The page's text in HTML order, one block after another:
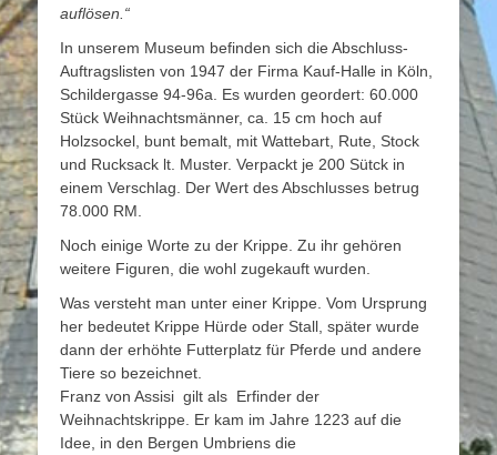
auflösen.“
In unserem Museum befinden sich die Abschluss-
Auftragslisten von 1947 der Firma Kauf-Halle in Köln,
Schildergasse 94-96a. Es wurden geordert: 60.000
Stück Weihnachtsmänner, ca. 15 cm hoch auf
Holzsockel, bunt bemalt, mit Wattebart, Rute, Stock
und Rucksack lt. Muster. Verpackt je 200 Sütck in
einem Verschlag. Der Wert des Abschlusses betrug
78.000 RM.
Noch einige Worte zu der Krippe. Zu ihr gehören
weitere Figuren, die wohl zugekauft wurden.
Was versteht man unter einer Krippe. Vom Ursprung
her bedeutet Krippe Hürde oder Stall, später wurde
dann der erhöhte Futterplatz für Pferde und andere
Tiere so bezeichnet.
Franz von Assisi gilt als Erfinder der
Weihnachtskrippe. Er kam im Jahre 1223 auf die
Idee, in den Bergen Umbriens die